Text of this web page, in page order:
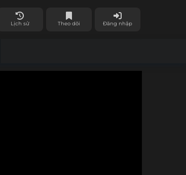
Lịch sử Theo dõi Đăng nhập